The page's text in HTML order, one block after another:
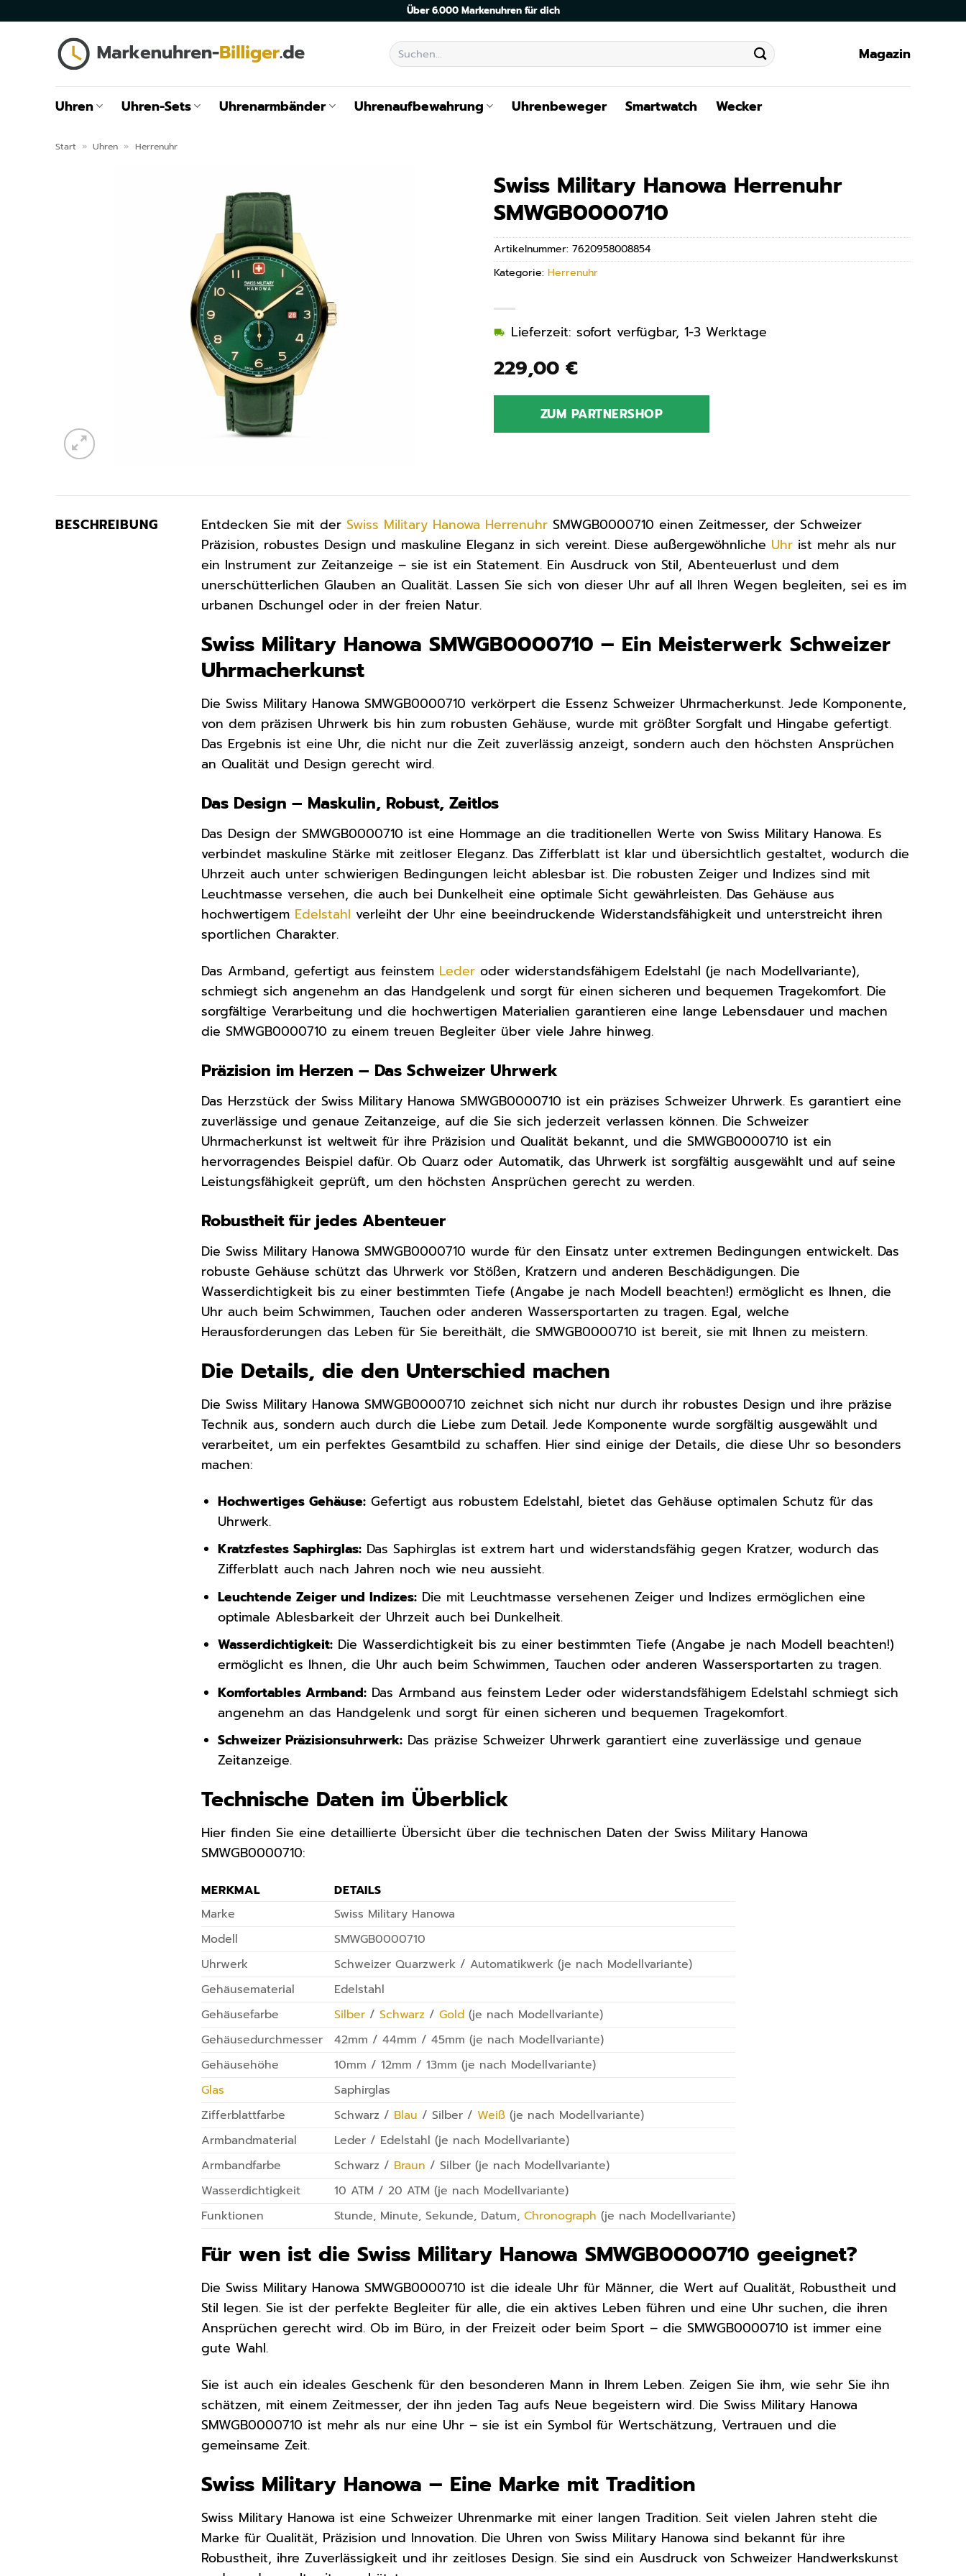
Über 6.000 Markenuhren für dich
Suchen
nach:
Magazin
Uhren Uhren-Sets Uhrenarmbänder Uhrenaufbewahrung Uhrenbeweger Smartwatch Wecker
Start » Uhren » Herrenuhr
Swiss Military Hanowa Herrenuhr
SMWGB0000710
229,00 €
Lieferzeit: sofort verfügbar, 1-3 Werktage
ZUM PARTNERSHOP
Artikelnummer: 7620958008854
Kategorie: Herrenuhr
BESCHREIBUNG Entdecken Sie mit derSwiss Military Hanowa Herrenuhr SMWGB0000710 einen Zeitmesser, der Schweizer
Präzision, robustes Design und maskuline Eleganz in sich vereint. Diese außergewöhnliche Uhr ist mehr als nur
ein Instrument zur Zeitanzeige – sie ist ein Statement. Ein Ausdruck von Stil, Abenteuerlust und dem
unerschütterlichen Glauben an Qualität. Lassen Sie sich von dieser Uhr auf all Ihren Wegen begleiten, sei es im
urbanen Dschungel oder in der freien Natur.
Swiss Military Hanowa SMWGB0000710 – Ein Meisterwerk Schweizer
Uhrmacherkunst
Die Swiss Military Hanowa SMWGB0000710 verkörpert die Essenz Schweizer Uhrmacherkunst. Jede Komponente,
von dem präzisen Uhrwerk bis hin zum robusten Gehäuse, wurde mit größter Sorgfalt und Hingabe gefertigt.
Das Ergebnis ist eine Uhr, die nicht nur die Zeit zuverlässig anzeigt, sondern auch den höchsten Ansprüchen
an Qualität und Design gerecht wird.
Das Design – Maskulin, Robust, Zeitlos
Das Design der SMWGB0000710 ist eine Hommage an die traditionellen Werte von Swiss Military Hanowa. Es
verbindet maskuline Stärke mit zeitloser Eleganz. Das Zifferblatt ist klar und übersichtlich gestaltet, wodurch die
Uhrzeit auch unter schwierigen Bedingungen leicht ablesbar ist. Die robusten Zeiger und Indizes sind mit
Leuchtmasse versehen, die auch bei Dunkelheit eine optimale Sicht gewährleisten. Das Gehäuse aus
hochwertigem Edelstahl verleiht der Uhr eine beeindruckende Widerstandsfähigkeit und unterstreicht ihren
sportlichen Charakter.
Das Armband, gefertigt aus feinstem Leder oder widerstandsfähigem Edelstahl (je nach Modellvariante),
schmiegt sich angenehm an das Handgelenk und sorgt für einen sicheren und bequemen Tragekomfort. Die
sorgfältige Verarbeitung und die hochwertigen Materialien garantieren eine lange Lebensdauer und machen
die SMWGB0000710 zu einem treuen Begleiter über viele Jahre hinweg.
Präzision im Herzen – Das Schweizer Uhrwerk
Das Herzstück der Swiss Military Hanowa SMWGB0000710 ist ein präzises Schweizer Uhrwerk. Es garantiert eine
zuverlässige und genaue Zeitanzeige, auf die Sie sich jederzeit verlassen können. Die Schweizer
Uhrmacherkunst ist weltweit für ihre Präzision und Qualität bekannt, und die SMWGB0000710 ist ein
hervorragendes Beispiel dafür. Ob Quarz oder Automatik, das Uhrwerk ist sorgfältig ausgewählt und auf seine
Leistungsfähigkeit geprüft, um den höchsten Ansprüchen gerecht zu werden.
Robustheit für jedes Abenteuer
Die Swiss Military Hanowa SMWGB0000710 wurde für den Einsatz unter extremen Bedingungen entwickelt. Das
robuste Gehäuse schützt das Uhrwerk vor Stößen, Kratzern und anderen Beschädigungen. Die
Wasserdichtigkeit bis zu einer bestimmten Tiefe (Angabe je nach Modell beachten!) ermöglicht es Ihnen, die
Uhr auch beim Schwimmen, Tauchen oder anderen Wassersportarten zu tragen. Egal, welche
Herausforderungen das Leben für Sie bereithält, die SMWGB0000710 ist bereit, sie mit Ihnen zu meistern.
Die Details, die den Unterschied machen
Die Swiss Military Hanowa SMWGB0000710 zeichnet sich nicht nur durch ihr robustes Design und ihre präzise
Technik aus, sondern auch durch die Liebe zum Detail. Jede Komponente wurde sorgfältig ausgewählt und
verarbeitet, um ein perfektes Gesamtbild zu schaffen. Hier sind einige der Details, die diese Uhr so besonders
machen:
Hochwertiges Gehäuse: Gefertigt aus robustem Edelstahl, bietet das Gehäuse optimalen Schutz für das
Uhrwerk.
Kratzfestes Saphirglas: Das Saphirglas ist extrem hart und widerstandsfähig gegen Kratzer, wodurch das
Zifferblatt auch nach Jahren noch wie neu aussieht.
Leuchtende Zeiger und Indizes: Die mit Leuchtmasse versehenen Zeiger und Indizes ermöglichen eine
optimale Ablesbarkeit der Uhrzeit auch bei Dunkelheit.
Wasserdichtigkeit: Die Wasserdichtigkeit bis zu einer bestimmten Tiefe (Angabe je nach Modell beachten!)
ermöglicht es Ihnen, die Uhr auch beim Schwimmen, Tauchen oder anderen Wassersportarten zu tragen.
Komfortables Armband: Das Armband aus feinstem Leder oder widerstandsfähigem Edelstahl schmiegt sich
angenehm an das Handgelenk und sorgt für einen sicheren und bequemen Tragekomfort.
Schweizer Präzisionsuhrwerk: Das präzise Schweizer Uhrwerk garantiert eine zuverlässige und genaue
Zeitanzeige.
Technische Daten im Überblick
Hier finden Sie eine detaillierte Übersicht über die technischen Daten der Swiss Military Hanowa
SMWGB0000710:
MERKMAL
DETAILS
Marke
Swiss Military Hanowa
Modell
SMWGB0000710
Uhrwerk
Schweizer Quarzwerk / Automatikwerk (je nach Modellvariante)
Gehäusematerial
Edelstahl
Gehäusefarbe
Silber /Schwarz /Gold (je nach Modellvariante)
Gehäusedurchmesser
42mm / 44mm / 45mm (je nach Modellvariante)
Gehäusehöhe
10mm / 12mm / 13mm (je nach Modellvariante)
Glas
Saphirglas
Zifferblattfarbe
Schwarz / Blau / Silber /Weiß (je nach Modellvariante)
Armbandmaterial
Leder / Edelstahl (je nach Modellvariante)
Armbandfarbe
Schwarz / Braun / Silber (je nach Modellvariante)
Wasserdichtigkeit
10 ATM / 20 ATM (je nach Modellvariante)
Funktionen
Stunde, Minute, Sekunde, Datum,Chronograph (je nach Modellvariante)
Für wen ist die Swiss Military Hanowa SMWGB0000710 geeignet?
Die Swiss Military Hanowa SMWGB0000710 ist die ideale Uhr für Männer, die Wert auf Qualität, Robustheit und
Stil legen. Sie ist der perfekte Begleiter für alle, die ein aktives Leben führen und eine Uhr suchen, die ihren
Ansprüchen gerecht wird. Ob im Büro, in der Freizeit oder beim Sport – die SMWGB0000710 ist immer eine
gute Wahl.
Sie ist auch ein ideales Geschenk für den besonderen Mann in Ihrem Leben. Zeigen Sie ihm, wie sehr Sie ihn
schätzen, mit einem Zeitmesser, der ihn jeden Tag aufs Neue begeistern wird. Die Swiss Military Hanowa
SMWGB0000710 ist mehr als nur eine Uhr – sie ist ein Symbol für Wertschätzung, Vertrauen und die
gemeinsame Zeit.
Swiss Military Hanowa – Eine Marke mit Tradition
Swiss Military Hanowa ist eine Schweizer Uhrenmarke mit einer langen Tradition. Seit vielen Jahren steht die
Marke für Qualität, Präzision und Innovation. Die Uhren von Swiss Military Hanowa sind bekannt für ihre
Robustheit, ihre Zuverlässigkeit und ihr zeitloses Design. Sie sind ein Ausdruck von Schweizer Handwerkskunst